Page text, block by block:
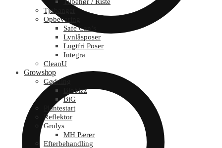
Tjubanger
Opbevaring
Safe Can’s
Lynlåsposer
Lugtfri Poser
Integra
CleanU
Growshop
Gødning
Biobizz
BiG
Plantestart
Reflektor
Grolys
MH Pærer
Efterbehandling